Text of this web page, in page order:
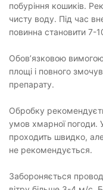
побуріння кошиків.
чисту воду. Під час
повинна становити 7-
Обов’язковою
площі і повного
препарату.
Обробку
умов хмарної погоди.
проходить швидко,
не рекомендується.
Забороняється